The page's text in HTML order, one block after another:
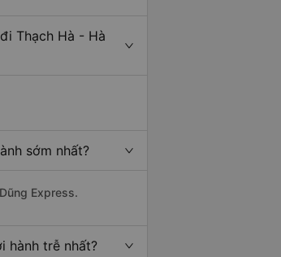
Thạch Hà - Hà
sớm nhất?
Express.
hành trễ nhất?